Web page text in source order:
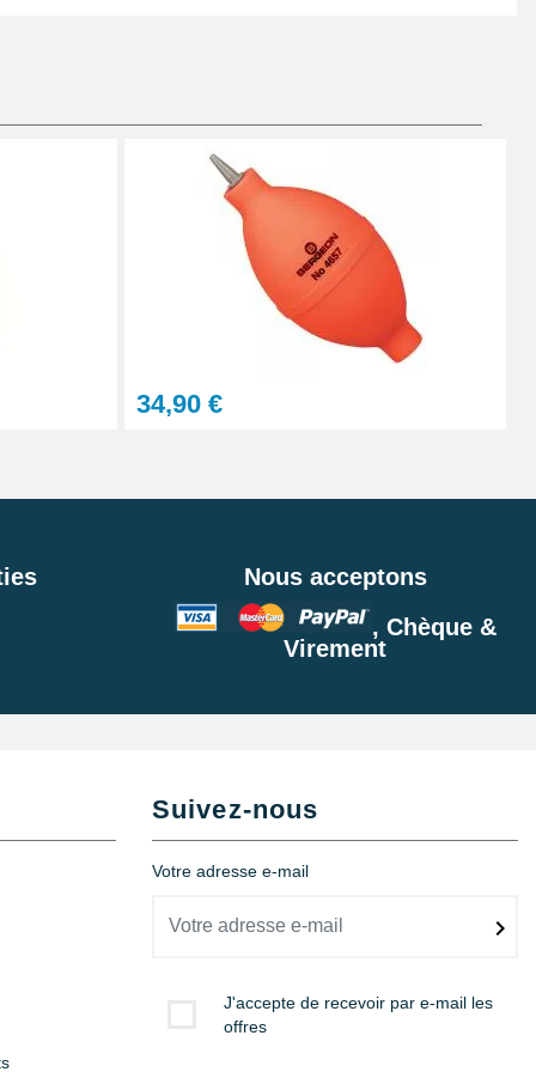
34,90 €
Nous acceptons
, Chèque &
Virement
Suivez-nous
Votre adresse e-mail
J'accepte de recevoir par e-mail les
offres